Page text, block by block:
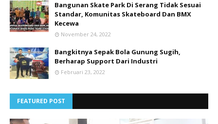
Bangunan Skate Park Di Serang Tidak Sesuai
Standar, Komunitas Skateboard Dan BMX
Kecewa
November 24, 2022
Bangkitnya Sepak Bola Gunung Sugih,
Berharap Support Dari Industri
Februari 23, 2022
FEATURED POST